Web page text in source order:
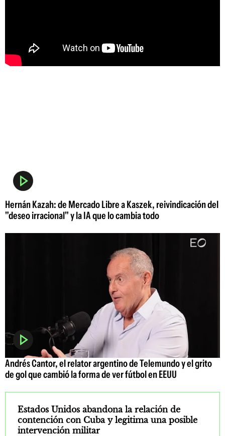
Hernán Kazah: de Mercado Libre a Kaszek, reivindicación del
"deseo irracional" y la IA que lo cambia todo
Andrés Cantor, el relator argentino de Telemundo y el grito
de gol que cambió la forma de ver fútbol en EEUU
Estados Unidos abandona la relación de
contención con Cuba y legitima una posible
intervención militar